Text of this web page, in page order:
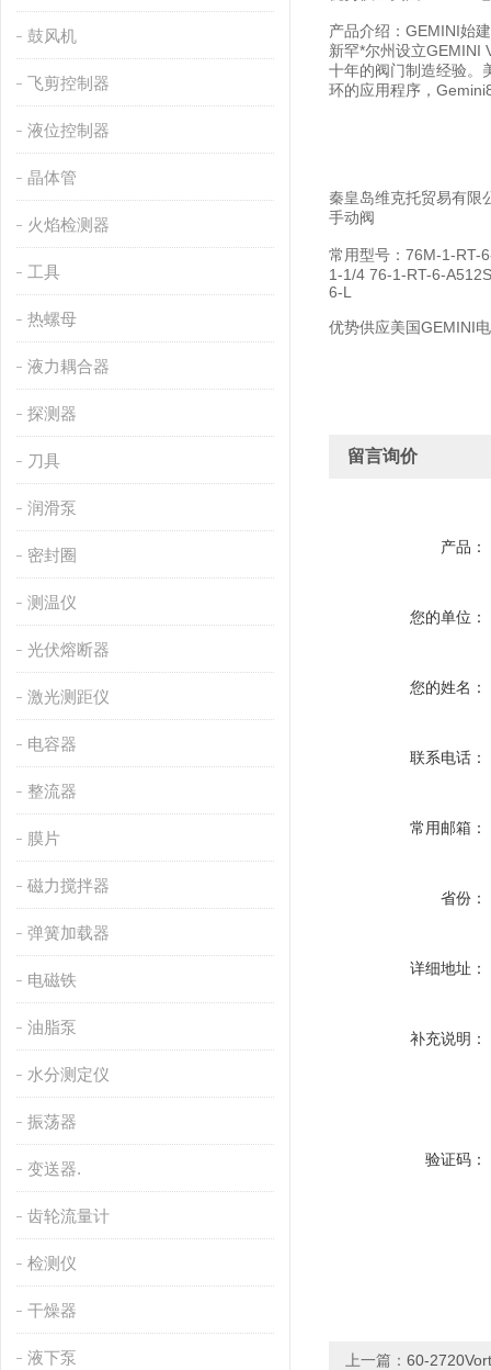
鼓风机
飞剪控制器
液位控制器
晶体管
火焰检测器
工具
热螺母
液力耦合器
探测器
刀具
润滑泵
密封圈
测温仪
光伏熔断器
激光测距仪
电容器
整流器
膜片
磁力搅拌器
弹簧加载器
电磁铁
油脂泵
水分测定仪
振荡器
变送器.
齿轮流量计
检测仪
干燥器
液下泵
产品介绍：GEMINI始
新罕*尔州设立GEMINI
十年的阀门制造经验。
环的应用程序，
秦皇岛维克托贸易有限
手动阀
常用型号：76M-1-RT-
1-1/4 76-1-RT-6-
6-L
优势供应美国GEMINI
留言询价
产品：
您的单位：
您的姓名：
联系电话：
常用邮箱：
省份：
详细地址：
补充说明：
验证码：
上一篇： 60-